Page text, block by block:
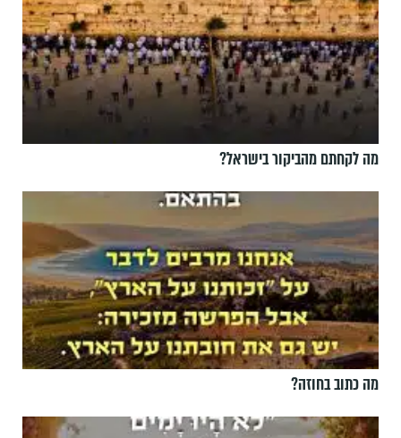
מה לקחתם מהביקור בישראל?
מה כתוב בחוזה?